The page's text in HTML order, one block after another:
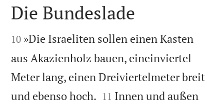

Die Bundeslade

10 »Die Israeliten sollen einen Kasten
aus Akazienholz bauen, eineinviertel
Meter lang, einen Dreiviertelmeter breit
und ebenso hoch. 

11 Innen und außen